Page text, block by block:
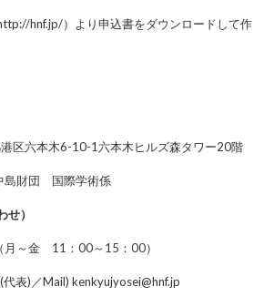
hnf.jp/）より申込書をダウンロードして作
区六本木6-10-1六本木ヒルズ森タワー20階
島財団 国際学術係
せ）
～金 11：00～15：00）
表)／Mail) kenkyujyosei@hnf.jp